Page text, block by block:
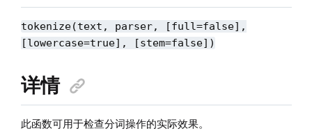
tokenize(text, parser, [full=false],
[lowercase=true], [stem=false])
详情
此函数可用于检查分词操作的实际效果。